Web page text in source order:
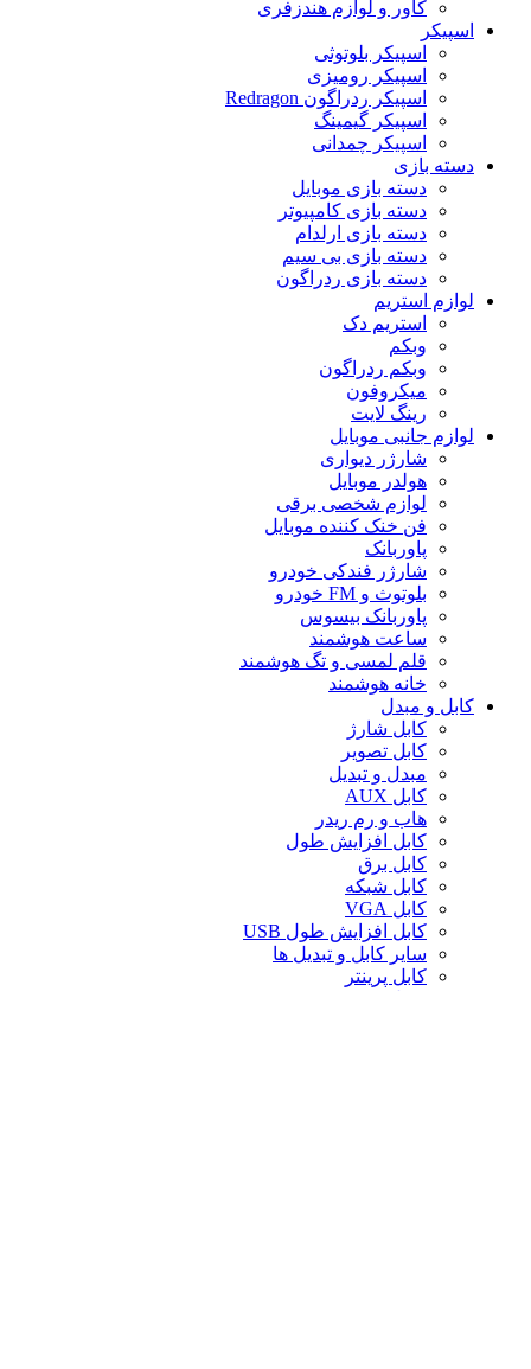
کاور و لوازم هندزفری
اسپیکر
اسپیکر بلوتوثی
اسپیکر رومیزی
اسپیکر ردراگون Redragon
اسپیکر گیمینگ
اسپیکر چمدانی
دسته بازی
دسته بازی موبایل
دسته بازی کامپیوتر
دسته بازی ارلدام
دسته بازی بی سیم
دسته بازی ردراگون
لوازم استریم
استریم دک
وبکم
وبکم ردراگون
میکروفون
رینگ لایت
لوازم جانبی موبایل
شارژر دیواری
هولدر موبایل
لوازم شخصی برقی
فن خنک کننده موبایل
پاوربانک
شارژر فندکی خودرو
بلوتوث و FM خودرو
پاوربانک بیسوس
ساعت هوشمند
قلم لمسی و تگ هوشمند
خانه هوشمند
کابل و مبدل
کابل شارژ
کابل تصویر
مبدل و تبدیل
کابل AUX
هاب و رم ریدر
کابل افزایش طول
کابل برق
کابل شبکه
کابل VGA
کابل افزایش طول USB
سایر کابل و تبدیل ها
کابل پرینتر